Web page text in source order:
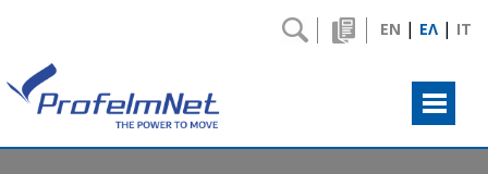
EN | ΕΛ | IT